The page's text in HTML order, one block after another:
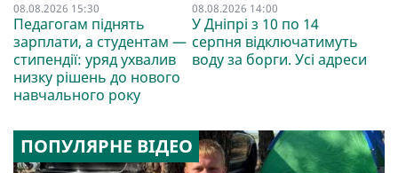
08.08.2026 15:30
Педагогам піднять
зарплати, а студентам —
стипендії: уряд ухвалив
низку рішень до нового
навчального року
08.08.2026 14:00
У Дніпрі з 10 по 14
серпня відключатимуть
воду за борги. Усі адреси
ПОПУЛЯРНЕ ВІДЕО